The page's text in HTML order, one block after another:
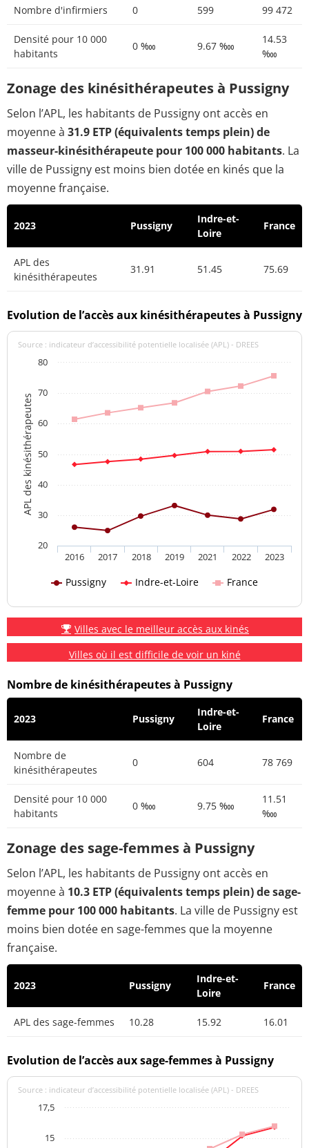
Nombre d'infirmiers 0 599 99 472
Densité pour 10 000
habitants
0 ‱ 9.67 ‱
14.53
‱
Zonage des kinésithérapeutes à Pussigny
Selon l’APL, les habitants de Pussigny ont accès en
moyenne à 31.9 ETP (équivalents temps plein) de
masseur-kinésithérapeute pour 100 000 habitants. La
ville de Pussigny est moins bien dotée en kinés que la
moyenne française.
2023 Pussigny
Indre-et-
Loire
France
APL des
kinésithérapeutes
31.91 51.45 75.69
Evolution de l’accès aux kinésithérapeutes à Pussigny
APL des kinésithérapeutes
Source : indicateur d’accessibilité potentielle localisée (APL) - DREES
Pussigny Indre-et-Loire France
2016 2017 2018 2019 2021 2022 2023
20
30
40
50
60
70
80
Villes avec le meilleur accès aux kinés
Villes où il est difficile de voir un kiné
Nombre de kinésithérapeutes à Pussigny
2023 Pussigny
Indre-et-
Loire
France
Nombre de
kinésithérapeutes
0 604 78 769
Densité pour 10 000
habitants
0 ‱ 9.75 ‱
11.51
‱
Zonage des sage-femmes à Pussigny
Selon l’APL, les habitants de Pussigny ont accès en
moyenne à 10.3 ETP (équivalents temps plein) de sage-
femme pour 100 000 habitants. La ville de Pussigny est
moins bien dotée en sage-femmes que la moyenne
française.
2023 Pussigny
Indre-et-
Loire
France
APL des sage-femmes 10.28 15.92 16.01
Evolution de l’accès aux sage-femmes à Pussigny
Source : indicateur d’accessibilité potentielle localisée (APL) - DREES
15
17,5